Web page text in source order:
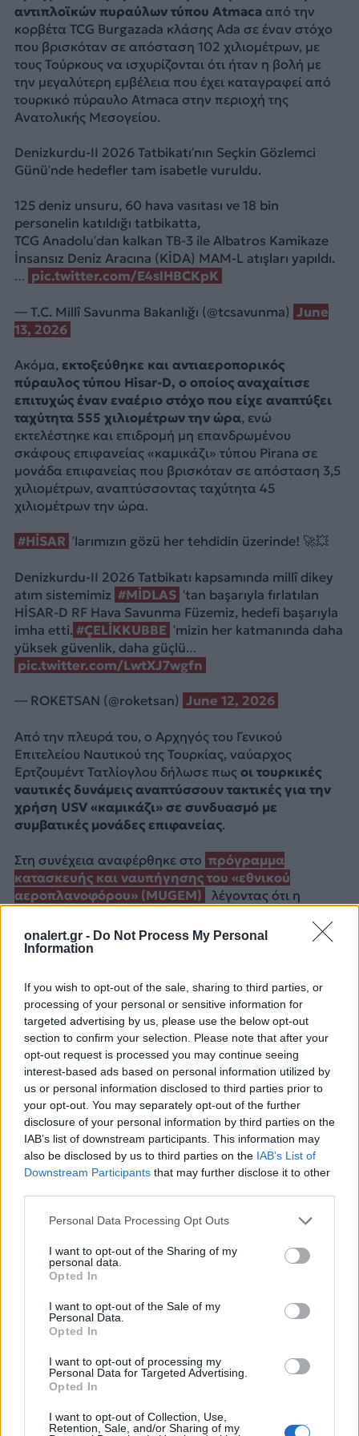
onalert.gr - Do Not Process My Personal
Information
If you wish to opt-out of the sale, sharing to third parties, or
processing of your personal or sensitive information for
targeted advertising by us, please use the below opt-out
section to confirm your selection. Please note that after your
opt-out request is processed you may continue seeing
interest-based ads based on personal information utilized by
us or personal information disclosed to third parties prior to
your opt-out. You may separately opt-out of the further
disclosure of your personal information by third parties on the
IAB’s list of downstream participants. This information may
also be disclosed by us to third parties on the IAB’s List of
Downstream Participants that may further disclose it to other
Personal Data Processing Opt Outs
I want to opt-out of the Sharing of my
personal data.
Opted In
I want to opt-out of the Sale of my
Personal Data.
Opted In
I want to opt-out of processing my
Personal Data for Targeted Advertising.
Opted In
I want to opt-out of Collection, Use,
Retention, Sale, and/or Sharing of my
αντιπλοϊκών πυραύλων τύπου Atmaca από την
κορβέτα TCG Burgazada κλάσης Ada σε έναν στόχο
που βρισκόταν σε απόσταση 102 χιλιομέτρων, με
τους Τούρκους να ισχυρίζονται ότι ήταν η βολή με
την μεγαλύτερη εμβέλεια που έχει καταγραφεί από
τουρκικό πύραυλο Atmaca στην περιοχή της
Ανατολικής Μεσογείου.
Denizkurdu-II 2026 Tatbikatı’nın Seçkin Gözlemci
Günü’nde hedefler tam isabetle vuruldu.
125 deniz unsuru, 60 hava vasıtası ve 18 bin
personelin katıldığı tatbikatta,
TCG Anadolu’dan kalkan TB-3 ile Albatros Kamikaze
İnsansız Deniz Aracına (KİDA) MAM-L atışları yapıldı.
… pic.twitter.com/E4slHBCKpK
— T.C. Millî Savunma Bakanlığı (@tcsavunma) June
13, 2026
Ακόμα, εκτοξεύθηκε και αντιαεροπορικός
πύραυλος τύπου Hisar-D, ο οποίος αναχαίτισε
επιτυχώς έναν εναέριο στόχο που είχε αναπτύξει
ταχύτητα 555 χιλιομέτρων την ώρα, ενώ
εκτελέστηκε και επιδρομή μη επανδρωμένου
σκάφους επιφανείας «καμικάζι» τύπου Pirana σε
μονάδα επιφανείας που βρισκόταν σε απόσταση 3,5
χιλιομέτρων, αναπτύσσοντας ταχύτητα 45
χιλιομέτρων την ώρα.
#HİSAR ’larımızın gözü her tehdidin üzerinde! 🚀💥
Denizkurdu-II 2026 Tatbikatı kapsamında millî dikey
atım sistemimiz #MİDLAS ’tan başarıyla fırlatılan
HİSAR-D RF Hava Savunma Füzemiz, hedefi başarıyla
imha etti. #ÇELİKKUBBE ’mizin her katmanında daha
yüksek güvenlik, daha güçlü…
pic.twitter.com/LwtXJ7wgfn
— ROKETSAN (@roketsan) June 12, 2026
Από την πλευρά του, ο Αρχηγός του Γενικού
Επιτελείου Ναυτικού της Τουρκίας, ναύαρχος
Ερτζουμέντ Τατλίογλου δήλωσε πως οι τουρκικές
ναυτικές δυνάμεις αναπτύσσουν τακτικές για την
χρήση USV «καμικάζι» σε συνδυασμό με
συμβατικές μονάδες επιφανείας.
Στη συνέχεια αναφέρθηκε στο πρόγραμμα
κατασκευής και ναυπήγησης του «εθνικού
αεροπλανοφόρου» (MUGEM)
λέγοντας ότι η
Σεπτέμβριο του 2027.
ΔΙΑΦΗΜΙΣΗ
News και μάθετε πρώτοι όλες τις ειδήσεις
για την άμυνα.
AKYA ATMACA
ΤΟΥΡΚΙΑ